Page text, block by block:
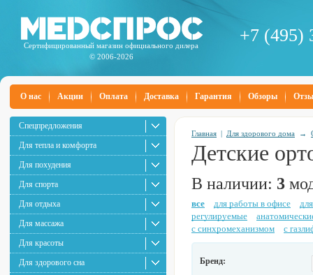
Сертифицированный магазин официального дилера
© 2006-2026
+7 (495)
О нас Акции Оплата Доставка Гарантия Обзоры
Спецпредложения
Для тепла и комфорта
Для похудения
Для спорта
Для отдыха
Для массажа
Для красоты
Для здорового сна
Главная | Для здорового дома →
Детские
В наличии: 3
все для работы в офисе
регулируемые
с синхромеханизмом
с
Бренд: